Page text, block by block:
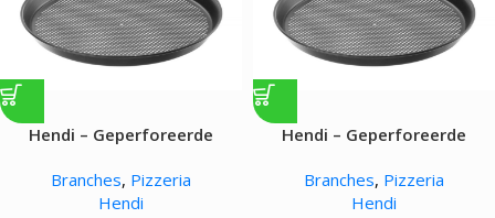
Hendi – Geperforeerde
Branches, Pizzeria
Hendi
Hendi – Geperforeerde
Branches, Pizzeria
Hendi